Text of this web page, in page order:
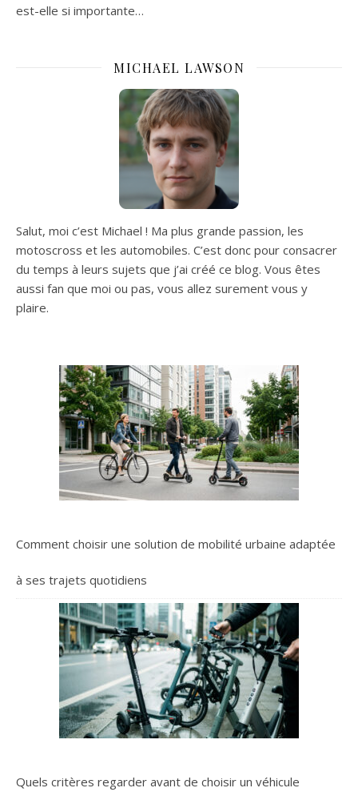
est-elle si importante…
MICHAEL LAWSON
Salut, moi c’est Michael ! Ma plus grande passion, les
motoscross et les automobiles. C’est donc pour consacrer
du temps à leurs sujets que j’ai créé ce blog. Vous êtes
aussi fan que moi ou pas, vous allez surement vous y
plaire.
Comment choisir une solution de mobilité urbaine adaptée
à ses trajets quotidiens
Quels critères regarder avant de choisir un véhicule